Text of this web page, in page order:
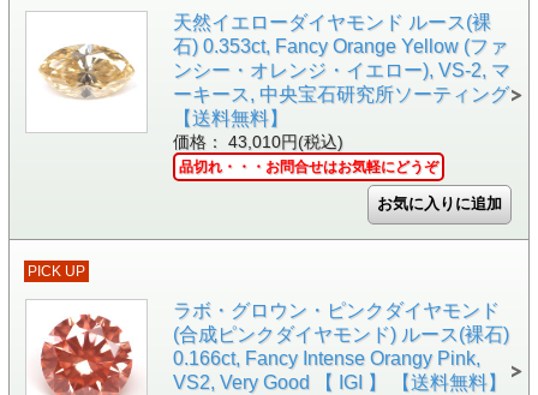
天然イエローダイヤモンド ルース(裸
石) 0.353ct, Fancy Orange Yellow (ファ
ンシー・オレンジ・イエロー), VS-2, マ
ーキース, 中央宝石研究所ソーティング
【送料無料】
価格： 43,010円(税込)
品切れ・・・お問合せはお気軽にどうぞ
PICK UP
ラボ・グロウン・ピンクダイヤモンド
(合成ピンクダイヤモンド) ルース(裸石)
0.166ct, Fancy Intense Orangy Pink,
VS2, Very Good 【 IGI 】 【送料無料】